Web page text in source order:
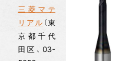
三菱マテ
リアル （東
京都千代
田区、03-